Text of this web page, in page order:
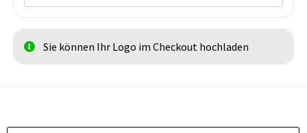
Sie können Ihr Logo im Checkout hochladen